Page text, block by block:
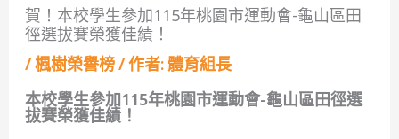
賀！本校學生參加115年桃園市運動會-龜山區田
徑選拔賽榮獲佳績！
/楓樹榮譽榜/ 作者: 體育組長
本校學生參加115年桃園市運動會-龜山區田徑選
拔賽榮獲佳績！